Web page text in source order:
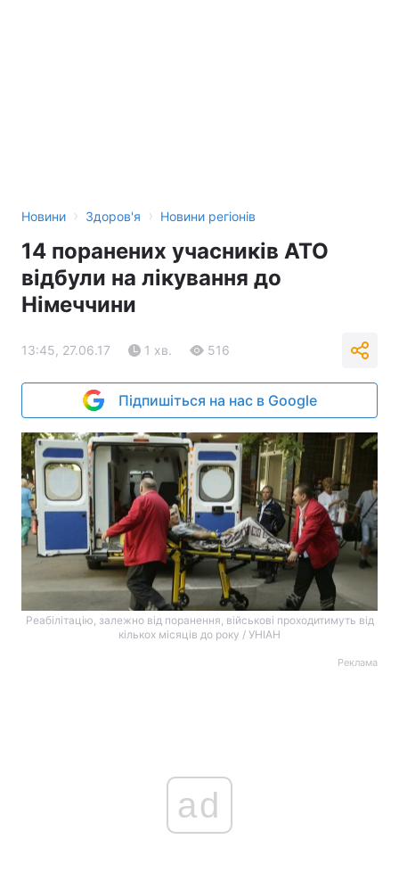
Новини › Здоров'я › Новини регіонів
14 поранених учасників АТО
відбули на лікування до
Німеччини
13:45, 27.06.17 1 хв. 516
Підпишіться на нас в Google
Реабілітацію, залежно від поранення, військові проходитимуть від
кількох місяців до року / УНІАН
Реклама
ad